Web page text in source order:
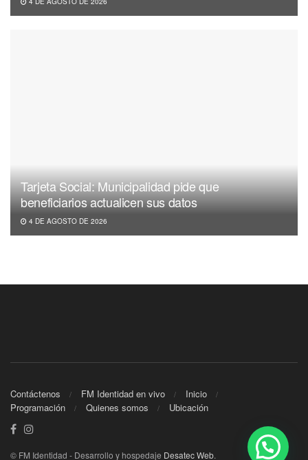
Tarjeta Social: Municipalidad pide que
beneficiarios actualicen sus datos
4 DE AGOSTO DE 2026
Contáctenos FM Identidad en vivo
Inicio
Programación
Quienes somos Ubicación
© FM Identidad - Desarrollo y hospedaje Desatec Web.